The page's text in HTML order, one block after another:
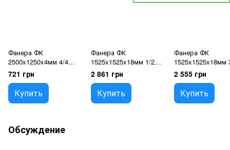
Фанера ФК
2500x1250x4мм 4/4
(C/C) ЕКО ЛІС (власне
виробництво)
721 грн
Купить
Фанера ФК
1525x1525x18мм 1/2
(B/BB)
2 861 грн
Купить
Фанера ФК
1525x1525x18мм
(CP/CP) ЭКО ЛЕС
(собственное
производство)
2 555 грн
Купить
Обсуждение